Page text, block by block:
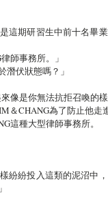
這期研習生中前十名畢
師事務所。」
潛伏狀態嗎？」
像是你無法抗拒召喚的
＆CHANG為了防止他
這種大型律師事務所。
紛紛投入這類的泥沼